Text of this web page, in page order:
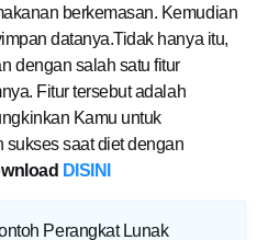
berkemasan. Kemudian
datanya.Tidak hanya itu,
dengan salah satu fitur
Fitur tersebut adalah
Kamu untuk
sukses saat diet dengan
DISINI
Perangkat Lunak